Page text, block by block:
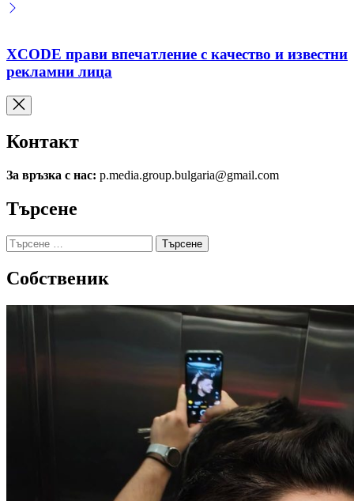
XCODE прави впечатление с качество и известни
рекламни лица
Контакт
За връзка с нас: p.media.group.bulgaria@gmail.com
Търсене
Търсене
за:
Собственик